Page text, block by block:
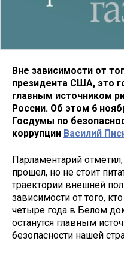
Вне зависимости от
президента США, это
главным источником
России. Об этом 6
Госдумы по
коррупции Василий
Парламентарий
прошел, но не стоит
траектории внешней
зависимости от того,
четыре года в Белом
останутся главным
безопасности нашей